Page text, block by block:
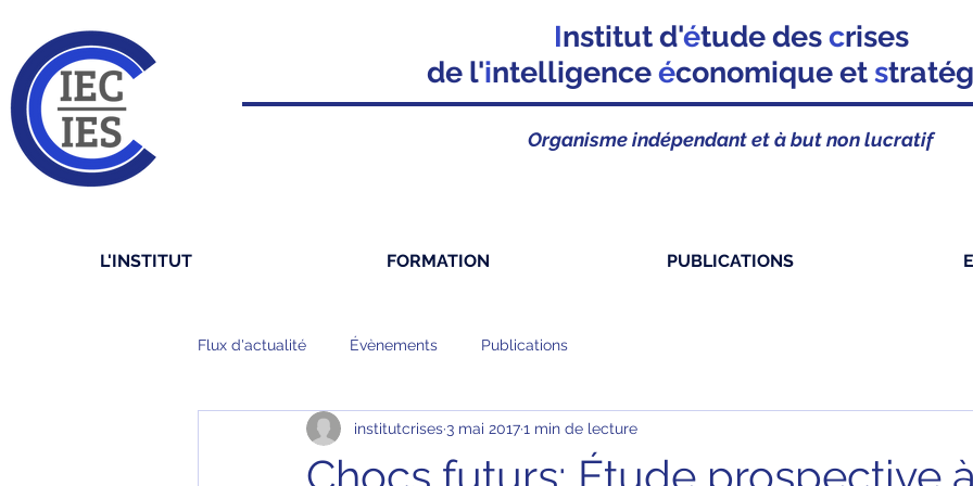
Institut d'étude descrises
de l'intelligenceéconomique ets
Organisme indépendant et à but non lucratif
L'INSTITUT FORMATION PUBLICATIONS
Flux d'actualité Évènements Publications
Chocs futurs: Étude prospective à
institutcrises3 mai 20171 min de lecture